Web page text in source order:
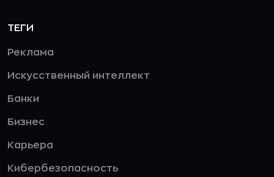
ТЕГИ
Реклама
Искусственный интеллект
Банки
Бизнес
Карьера
Кибербезопасность